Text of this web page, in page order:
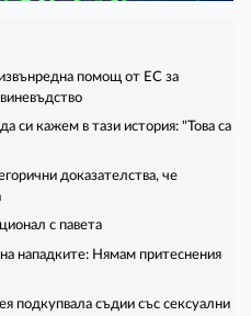
помощ от ЕС за
си кажем в тази история: "Това са
доказателства, че
с павета
нападките: Нямам притеснения
подкупвала съдии със сексуални